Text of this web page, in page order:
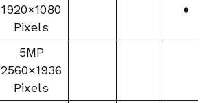
1920×1080
Pixels
♦
5MP
2560×1936
Pixels